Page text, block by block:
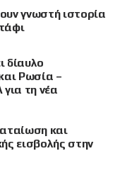
γνωστή ιστορία
δίαυλο
Ρωσία –
τη νέα
και
εισβολής στην